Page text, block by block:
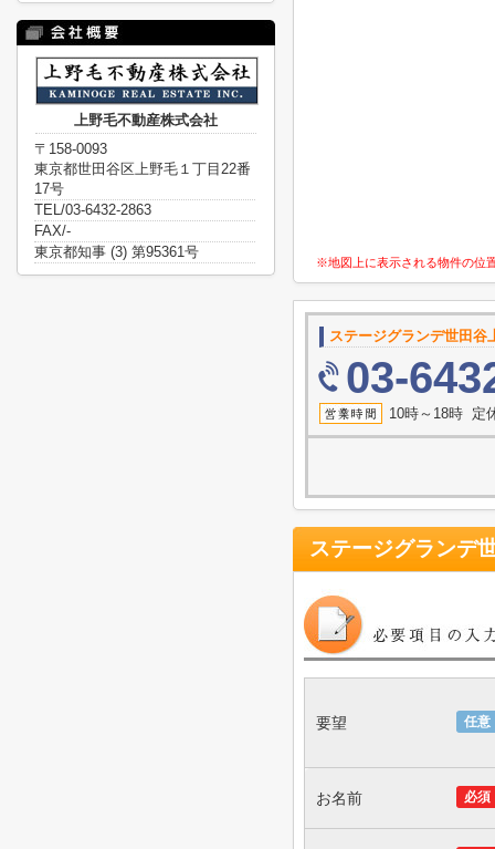
※地図上に表示される物件の位
ステージグランデ世田谷
03-
10時～18時 定
ステージグランデ
任意
要望
必須
お名前
上野毛不動産株式会社
〒158-0093
東京都世田谷区上野毛１丁目22番
17号
TEL/03-6432-2863
FAX/-
東京都知事 (3) 第95361号